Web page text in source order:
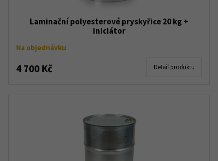
Laminační polyesterové pryskyřice 20 kg +
iniciátor
Na objednávku
4 700 Kč Detail produktu